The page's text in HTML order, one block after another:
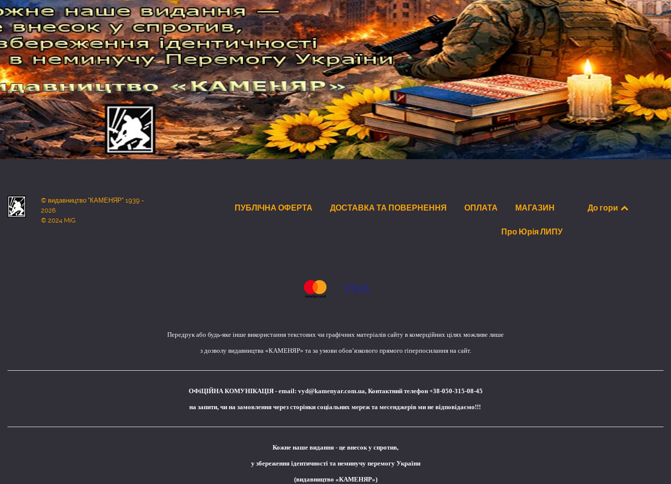
© видавництво "КАМЕНЯР" 1939 -
2026
© 2024 MiG
ПУБЛІЧНА ОФЕРТА ДОСТАВКА ТА ПОВЕРНЕННЯ ОПЛАТА МАГАЗИН
Про Юрія ЛИПУ
До гори
Передрук або будь-яке інше використання текстових чи графічних матеріалів сайту в комерційних цілях можливе лише
з дозволу видавництва «КАМЕНЯР» та за умови обов’язкового прямого гіперпосилання на сайт.
ОФіЦІЙНА КОМУНІКАЦІЯ - email: vyd@kamenyar.com.ua, Контактний телефон +38-050-315-08-45
на запити, чи на замовлення через сторінки соціальних мереж та месенджерів ми не відповідаємо!!!
Кожне наше видання - це внесок у спротив,
у збереження ідентичності та неминучу перемогу України
(видавництво «КАМЕНЯР»)